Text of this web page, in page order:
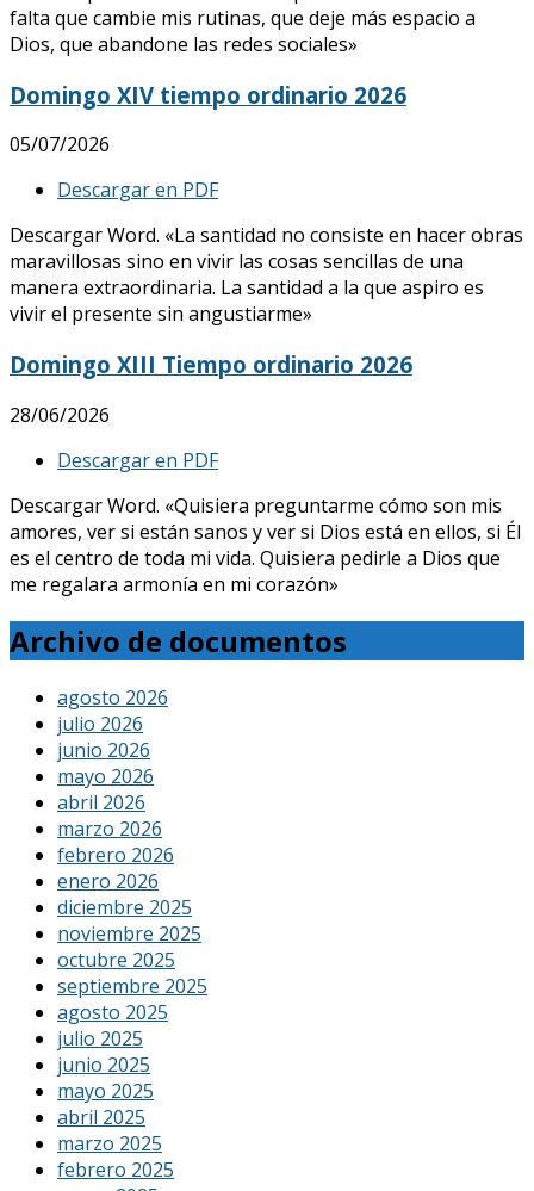
falta que cambie mis rutinas, que deje más espacio a
Dios, que abandone las redes sociales»
Domingo XIV tiempo ordinario 2026
05/07/2026
Descargar en PDF
Descargar Word. «La santidad no consiste en hacer obras
maravillosas sino en vivir las cosas sencillas de una
manera extraordinaria. La santidad a la que aspiro es
vivir el presente sin angustiarme»
Domingo XIII Tiempo ordinario 2026
28/06/2026
Descargar en PDF
Descargar Word. «Quisiera preguntarme cómo son mis
amores, ver si están sanos y ver si Dios está en ellos, si Él
es el centro de toda mi vida. Quisiera pedirle a Dios que
me regalara armonía en mi corazón»
Archivo de documentos
agosto 2026
julio 2026
junio 2026
mayo 2026
abril 2026
marzo 2026
febrero 2026
enero 2026
diciembre 2025
noviembre 2025
octubre 2025
septiembre 2025
agosto 2025
julio 2025
junio 2025
mayo 2025
abril 2025
marzo 2025
febrero 2025